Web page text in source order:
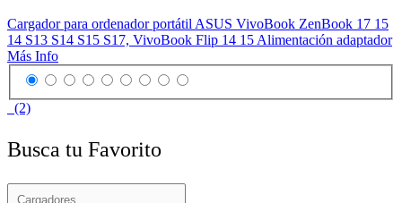
Cargador para ordenador portátil ASUS VivoBook ZenBook 17 15
14 S13 S14 S15 S17, VivoBook Flip 14 15 Alimentación adaptador
Más Info
(2)
Busca tu Favorito